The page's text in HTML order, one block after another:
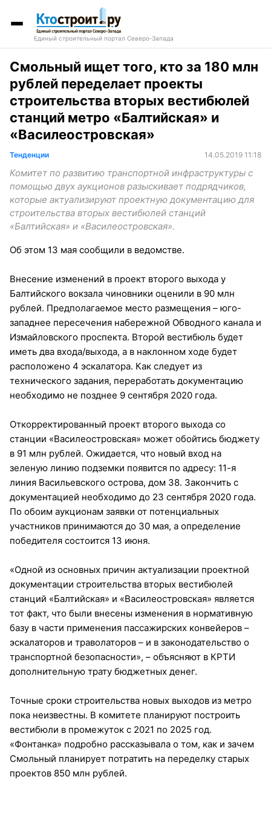
Единый строительный портал Северо-Запада
Смольный ищет того, кто за 180 млн
рублей переделает проекты
строительства вторых вестибюлей
станций метро «Балтийская» и
«Василеостровская»
Тенденции 14.05.2019 11:18
Комитет по развитию транспортной инфраструктуры с
помощью двух аукционов разыскивает подрядчиков,
которые актуализируют проектную документацию для
строительства вторых вестибюлей станций
«Балтийская» и «Василеостровская».
Об этом 13 мая сообщили в ведомстве.
Внесение изменений в проект второго выхода у
Балтийского вокзала чиновники оценили в 90 млн
рублей. Предполагаемое место размещения – юго-
западнее пересечения набережной Обводного канала и
Измайловского проспекта. Второй вестибюль будет
иметь два входа/выхода, а в наклонном ходе будет
расположено 4 эскалатора. Как следует из
технического задания, переработать документацию
необходимо не позднее 9 сентября 2020 года.
Откорректированный проект второго выхода со
станции «Василеостровская» может обойтись бюджету
в 91 млн рублей. Ожидается, что новый вход на
зеленую линию подземки появится по адресу: 11-я
линия Васильевского острова, дом 38. Закончить с
документацией необходимо до 23 сентября 2020 года.
По обоим аукционам заявки от потенциальных
участников принимаются до 30 мая, а определение
победителя состоится 13 июня.
«Одной из основных причин актуализации проектной
документации строительства вторых вестибюлей
станций «Балтийская» и «Василеостровская» является
тот факт, что были внесены изменения в нормативную
базу в части применения пассажирских конвейеров –
эскалаторов и траволаторов – и в законодательство о
транспортной безопасности», – объясняют в КРТИ
дополнительную трату бюджетных денег.
Точные сроки строительства новых выходов из метро
пока неизвестны. В комитете планируют построить
вестибюли в промежуток с 2021 по 2025 год.
«Фонтанка» подробно рассказывала о том, как и зачем
Смольный планирует потратить на переделку старых
проектов 850 млн рублей.